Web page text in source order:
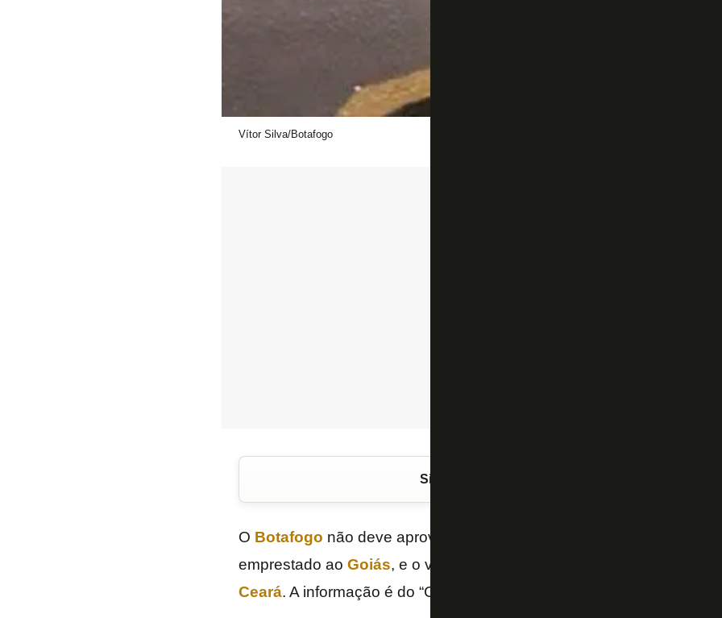
Vítor Silva/Botafogo
Siga o FogãoNET
O Botafogo não deve aproveitar em 2024 o volante
emprestado ao Goiás, e o volante
Ceará. A informação é do “Canal do TF”.